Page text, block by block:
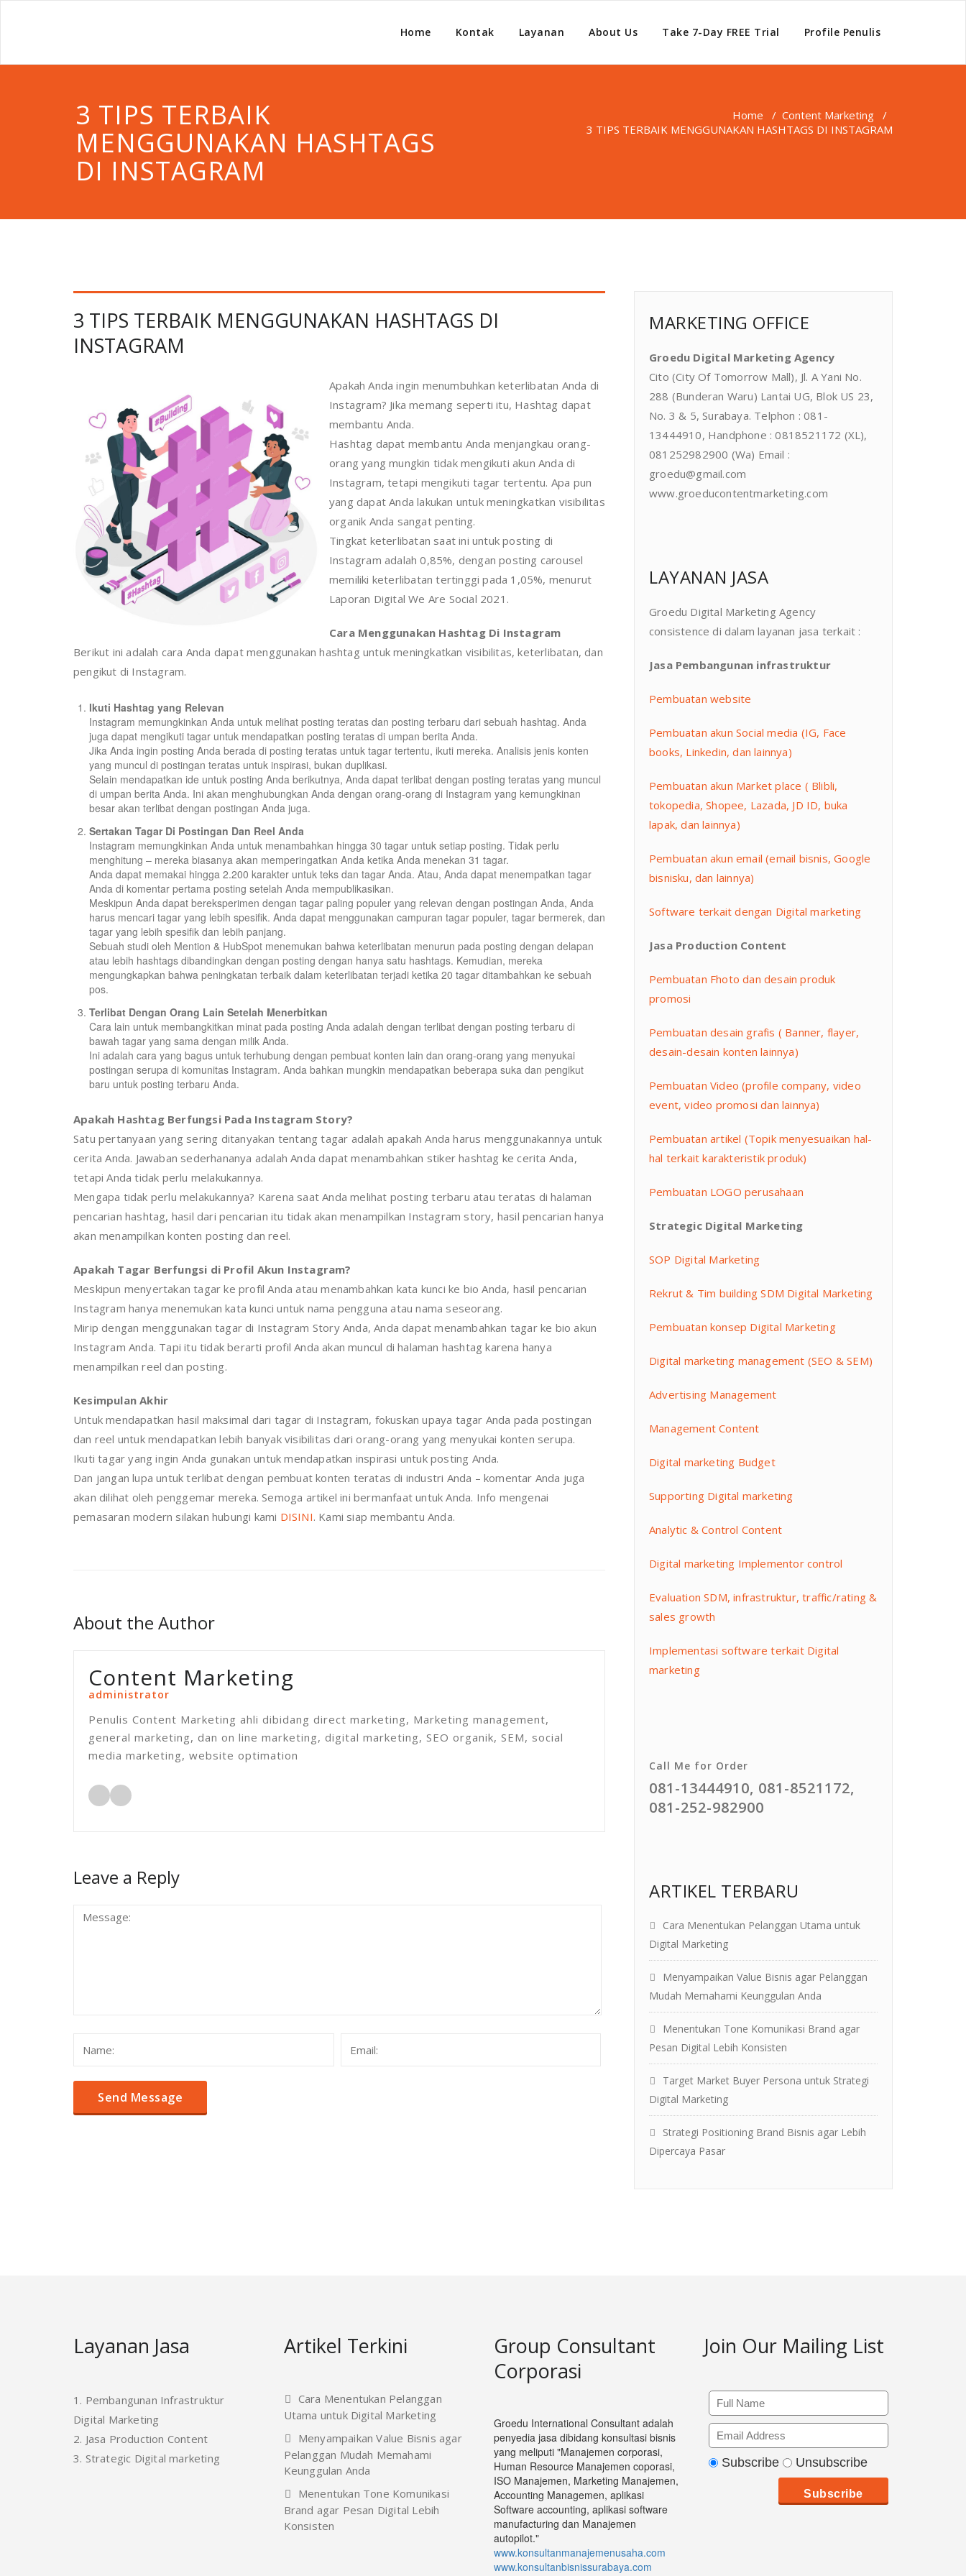
Home Kontak Layanan About Us Take 7-Day FREE Trial Profile Penulis
3 TIPS TERBAIK
MENGGUNAKAN HASHTAGS
DI INSTAGRAM
Home / Content Marketing /
3 TIPS TERBAIK MENGGUNAKAN HASHTAGS DI INSTAGRAM
3 TIPS TERBAIK MENGGUNAKAN HASHTAGS DI
INSTAGRAM
Apakah Anda ingin menumbuhkan keterlibatan Anda di
Instagram? Jika memang seperti itu, Hashtag dapat
membantu Anda.
Hashtag dapat membantu Anda menjangkau orang-
orang yang mungkin tidak mengikuti akun Anda di
Instagram, tetapi mengikuti tagar tertentu. Apa pun
yang dapat Anda lakukan untuk meningkatkan visibilitas
organik Anda sangat penting.
Tingkat keterlibatan saat ini untuk posting di
Instagram adalah 0,85%, dengan posting carousel
memiliki keterlibatan tertinggi pada 1,05%, menurut
Laporan Digital We Are Social 2021.
Cara Menggunakan Hashtag Di Instagram
Berikut ini adalah cara Anda dapat menggunakan hashtag untuk meningkatkan visibilitas, keterlibatan, dan
pengikut di Instagram.
Ikuti Hashtag yang Relevan
Instagram memungkinkan Anda untuk melihat posting teratas dan posting terbaru dari sebuah hashtag. Anda
juga dapat mengikuti tagar untuk mendapatkan posting teratas di umpan berita Anda.
Jika Anda ingin posting Anda berada di posting teratas untuk tagar tertentu, ikuti mereka. Analisis jenis konten
yang muncul di postingan teratas untuk inspirasi, bukan duplikasi.
Selain mendapatkan ide untuk posting Anda berikutnya, Anda dapat terlibat dengan posting teratas yang muncul
di umpan berita Anda. Ini akan menghubungkan Anda dengan orang-orang di Instagram yang kemungkinan
besar akan terlibat dengan postingan Anda juga.
Sertakan Tagar Di Postingan Dan Reel Anda
Instagram memungkinkan Anda untuk menambahkan hingga 30 tagar untuk setiap posting. Tidak perlu
menghitung – mereka biasanya akan memperingatkan Anda ketika Anda menekan 31 tagar.
Anda dapat memakai hingga 2.200 karakter untuk teks dan tagar Anda. Atau, Anda dapat menempatkan tagar
Anda di komentar pertama posting setelah Anda mempublikasikan.
Meskipun Anda dapat bereksperimen dengan tagar paling populer yang relevan dengan postingan Anda, Anda
harus mencari tagar yang lebih spesifik. Anda dapat menggunakan campuran tagar populer, tagar bermerek, dan
tagar yang lebih spesifik dan lebih panjang.
Sebuah studi oleh Mention & HubSpot menemukan bahwa keterlibatan menurun pada posting dengan delapan
atau lebih hashtags dibandingkan dengan posting dengan hanya satu hashtags. Kemudian, mereka
mengungkapkan bahwa peningkatan terbaik dalam keterlibatan terjadi ketika 20 tagar ditambahkan ke sebuah
pos.
Terlibat Dengan Orang Lain Setelah Menerbitkan
Cara lain untuk membangkitkan minat pada posting Anda adalah dengan terlibat dengan posting terbaru di
bawah tagar yang sama dengan milik Anda.
Ini adalah cara yang bagus untuk terhubung dengan pembuat konten lain dan orang-orang yang menyukai
postingan serupa di komunitas Instagram. Anda bahkan mungkin mendapatkan beberapa suka dan pengikut
baru untuk posting terbaru Anda.
Apakah Hashtag Berfungsi Pada Instagram Story?
Satu pertanyaan yang sering ditanyakan tentang tagar adalah apakah Anda harus menggunakannya untuk
cerita Anda. Jawaban sederhananya adalah Anda dapat menambahkan stiker hashtag ke cerita Anda,
tetapi Anda tidak perlu melakukannya.
Mengapa tidak perlu melakukannya? Karena saat Anda melihat posting terbaru atau teratas di halaman
pencarian hashtag, hasil dari pencarian itu tidak akan menampilkan Instagram story, hasil pencarian hanya
akan menampilkan konten posting dan reel.
Apakah Tagar Berfungsi di Profil Akun Instagram?
Meskipun menyertakan tagar ke profil Anda atau menambahkan kata kunci ke bio Anda, hasil pencarian
Instagram hanya menemukan kata kunci untuk nama pengguna atau nama seseorang.
Mirip dengan menggunakan tagar di Instagram Story Anda, Anda dapat menambahkan tagar ke bio akun
Instagram Anda. Tapi itu tidak berarti profil Anda akan muncul di halaman hashtag karena hanya
menampilkan reel dan posting.
Kesimpulan Akhir
Untuk mendapatkan hasil maksimal dari tagar di Instagram, fokuskan upaya tagar Anda pada postingan
dan reel untuk mendapatkan lebih banyak visibilitas dari orang-orang yang menyukai konten serupa.
Ikuti tagar yang ingin Anda gunakan untuk mendapatkan inspirasi untuk posting Anda.
Dan jangan lupa untuk terlibat dengan pembuat konten teratas di industri Anda – komentar Anda juga
akan dilihat oleh penggemar mereka. Semoga artikel ini bermanfaat untuk Anda. Info mengenai
pemasaran modern silakan hubungi kami DISINI. Kami siap membantu Anda.
About the Author
Content Marketing
administrator
Penulis Content Marketing ahli dibidang direct marketing, Marketing management,
general marketing, dan on line marketing, digital marketing, SEO organik, SEM, social
media marketing, website optimation
Leave a Reply
MARKETING OFFICE
Groedu Digital Marketing Agency
Cito (City Of Tomorrow Mall), Jl. A Yani No.
288 (Bunderan Waru) Lantai UG, Blok US 23,
No. 3 & 5, Surabaya. Telphon : 081-
13444910, Handphone : 0818521172 (XL),
081252982900 (Wa) Email :
groedu@gmail.com
www.groeducontentmarketing.com
LAYANAN JASA
Groedu Digital Marketing Agency
consistence di dalam layanan jasa terkait :
Jasa Pembangunan infrastruktur
Pembuatan website
Pembuatan akun Social media (IG, Face
books, Linkedin, dan lainnya)
Pembuatan akun Market place ( Blibli,
tokopedia, Shopee, Lazada, JD ID, buka
lapak, dan lainnya)
Pembuatan akun email (email bisnis, Google
bisnisku, dan lainnya)
Software terkait dengan Digital marketing
Jasa Production Content
Pembuatan Fhoto dan desain produk
promosi
Pembuatan desain grafis ( Banner, flayer,
desain-desain konten lainnya)
Pembuatan Video (profile company, video
event, video promosi dan lainnya)
Pembuatan artikel (Topik menyesuaikan hal-
hal terkait karakteristik produk)
Pembuatan LOGO perusahaan
Strategic Digital Marketing
SOP Digital Marketing
Rekrut & Tim building SDM Digital Marketing
Pembuatan konsep Digital Marketing
Digital marketing management (SEO & SEM)
Advertising Management
Management Content
Digital marketing Budget
Supporting Digital marketing
Analytic & Control Content
Digital marketing Implementor control
Evaluation SDM, infrastruktur, traffic/rating &
sales growth
Implementasi software terkait Digital
marketing
Call Me for Order
081-13444910, 081-8521172,
081-252-982900
ARTIKEL TERBARU
Cara Menentukan Pelanggan Utama untuk
Digital Marketing
Menyampaikan Value Bisnis agar Pelanggan
Mudah Memahami Keunggulan Anda
Menentukan Tone Komunikasi Brand agar
Pesan Digital Lebih Konsisten
Target Market Buyer Persona untuk Strategi
Digital Marketing
Strategi Positioning Brand Bisnis agar Lebih
Dipercaya Pasar
Layanan Jasa
1. Pembangunan Infrastruktur
Digital Marketing
2. Jasa Production Content
3. Strategic Digital marketing
Artikel Terkini
Cara Menentukan Pelanggan
Utama untuk Digital Marketing
Menyampaikan Value Bisnis agar
Pelanggan Mudah Memahami
Keunggulan Anda
Menentukan Tone Komunikasi
Brand agar Pesan Digital Lebih
Konsisten
Group Consultant
Corporasi
Groedu International Consultant adalah
penyedia jasa dibidang konsultasi bisnis
yang meliputi "Manajemen corporasi,
Human Resource Manajemen coporasi,
ISO Manajemen, Marketing Manajemen,
Accounting Managemen, aplikasi
Software accounting, aplikasi software
manufacturing dan Manajemen
autopilot."
www.konsultanmanajemenusaha.com
www.konsultanbisnissurabaya.com
Join Our Mailing List
Subscribe Unsubscribe